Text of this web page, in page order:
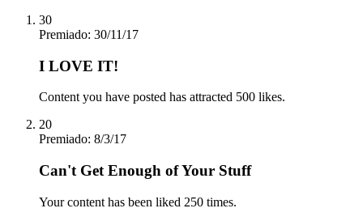
30
Premiado: 30/11/17
I LOVE IT!
Content you have posted has attracted 500 likes.
20
Premiado: 8/3/17
Can't Get Enough of Your Stuff
Your content has been liked 250 times.